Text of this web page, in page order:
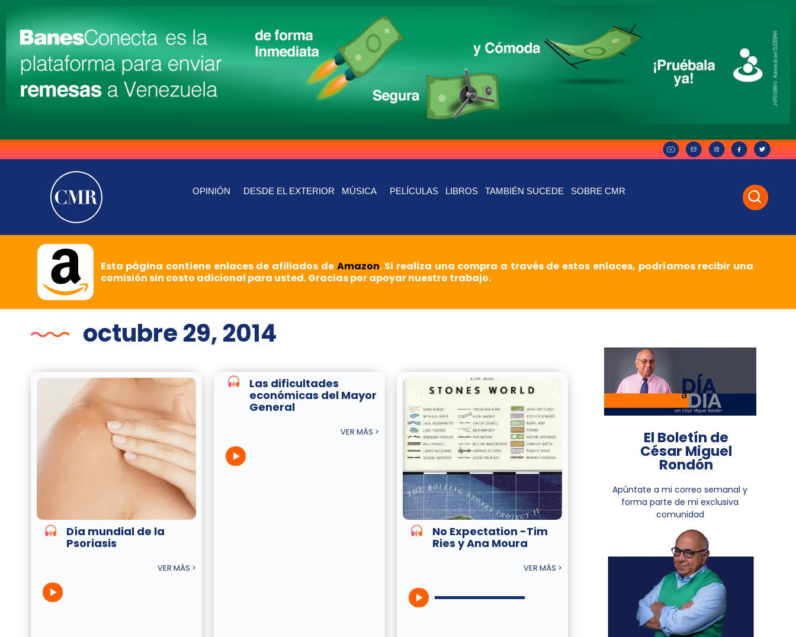
OPINIÓN DESDE EL EXTERIOR MÚSICA PELÍCULAS LIBROS TAMBIÉN SUCEDE SOBRE CMR
Esta página contiene enlaces de afiliados de Amazon. Si realiza una compra a través de estos enlaces, podríamos recibir una
comisión sin costo adicional para usted. Gracias por apoyar nuestro trabajo.
octubre 29, 2014
Día mundial de la
Psoriasis
VER MÁS >
Las dificultades
económicas del Mayor
General
VER MÁS >
No Expectation -Tim
Ries y Ana Moura
VER MÁS >
El Boletín de
César Miguel
Rondón
Apúntate a mi correo semanal y
forma parte de mi exclusiva
comunidad